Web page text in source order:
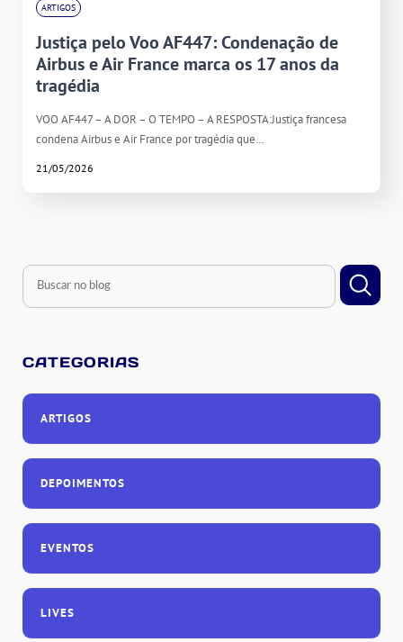
ARTIGOS
Justiça pelo Voo AF447: Condenação de
Airbus e Air France marca os 17 anos da
tragédia
VOO AF447 – A DOR – O TEMPO – A RESPOSTA:Justiça francesa
condena Airbus e Air France por tragédia que…
21/05/2026
CATEGORIAS
ARTIGOS
DEPOIMENTOS
EVENTOS
LIVES